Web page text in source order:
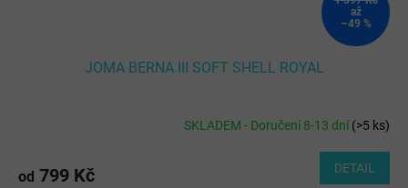
až
–49 %
JOMA BERNA III SOFT SHELL ROYAL
SKLADEM - Doručení 8-13 dní(>5 ks)
od 799 Kč DETAIL